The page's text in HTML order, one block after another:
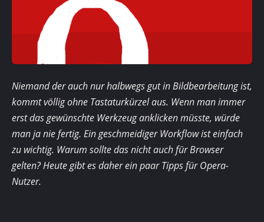
Niemand der auch nur halbwegs gut in Bildbearbeitung ist,
kommt völlig ohne Tastaturkürzel aus. Wenn man immer
erst das gewünschte Werkzeug anklicken müsste, würde
man ja nie fertig. Ein geschmeidiger Workflow ist einfach
zu wichtig. Warum sollte das nicht auch für Browser
gelten? Heute gibt es daher ein paar Tipps für Opera-
Nutzer.